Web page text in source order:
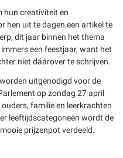
hun creativiteit en
hen uit te dagen een artikel te
dit jaar binnen het thema
een feestjaar, want het
niet dáárover te schrijven.
uitgenodigd voor de
op zondag 27 april
familie en leerkrachten
leeftijdscategorieën wordt de
prijzenpot verdeeld.